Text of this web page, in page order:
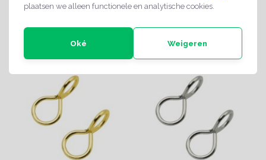
plaatsen we alleen functionele en analytische cookies.
Oké Weigeren